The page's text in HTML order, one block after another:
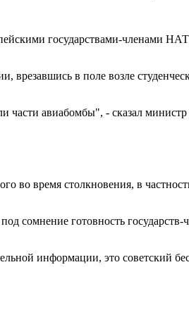
государствами-членами
в поле возле
части авиабомбы", - сказал
во время столкновения, в
готовность государств-
информации, это советский